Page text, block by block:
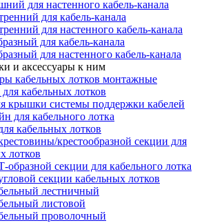
для настенного кабель-канала
для кабель-канала
для настенного кабель-канала
для кабель-канала
для настенного кабель-канала
и аксессуары к ним
кабельных лотков монтажные
кабельных лотков
крышки системы поддержки кабелей
для кабельного лотка
кабельных лотков
крестообразной секции для
лотков
секции для кабельного лотка
секции кабельных лотков
лестничный
листовой
проволочный